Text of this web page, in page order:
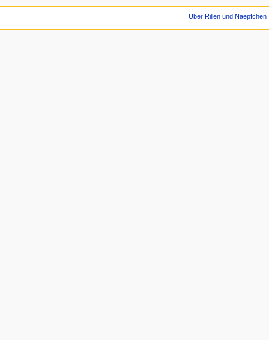
Über Rillen und Naepfchen